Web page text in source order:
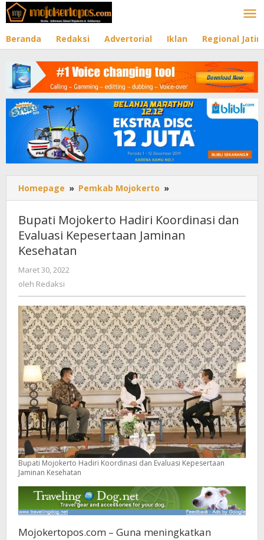
Lewati
ke
Beranda Redaksi Advertorial Iklan Regional Jatim
Homepage » Pemkab Mojokerto »
Mojokerto
Hadiri
Koordinasi
dan
Bupati Mojokerto Hadiri Koordinasi dan
Evaluasi Kepesertaan Jaminan
Kesehatan
Maret 30, 2022
oleh Redaksi
Bupati Mojokerto Hadiri Koordinasi dan Evaluasi Kepesertaan
Jaminan Kesehatan
Mojokertopos.com – Guna meningkatkan